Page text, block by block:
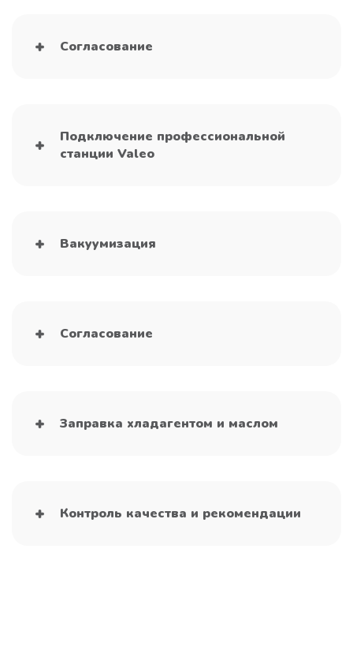
Согласование
Подключение профессиональной
станции Valeo
Вакуумизация
Согласование
Заправка хладагентом и маслом
Контроль качества и рекомендации